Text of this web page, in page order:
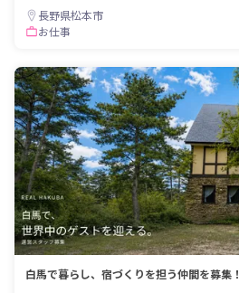
長野県松本市
お仕事
白馬で暮らし、宿づくりを担う仲間を募集！